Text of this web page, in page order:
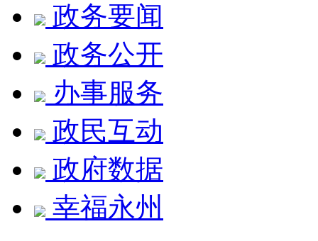
政务要闻
政务公开
办事服务
政民互动
政府数据
幸福永州